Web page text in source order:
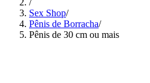
/
Sex Shop/
Pênis de Borracha/
Pênis de 30 cm ou mais